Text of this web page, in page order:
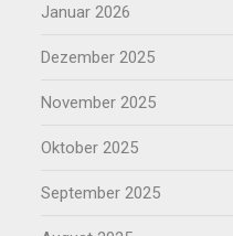
Januar 2026
Dezember 2025
November 2025
Oktober 2025
September 2025